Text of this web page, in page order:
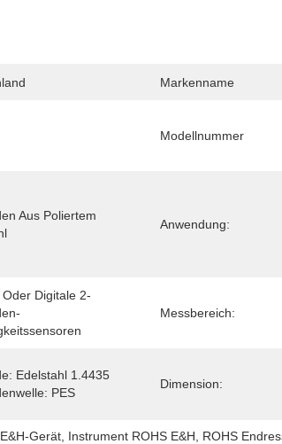
Markenname
Modellnummer
Aus Poliertem
Anwendung:
Digitale 2-
Messbereich:
Edelstahl 1.4435
PES
Dimension:
Gerät Instrument ROHS E&H ROHS